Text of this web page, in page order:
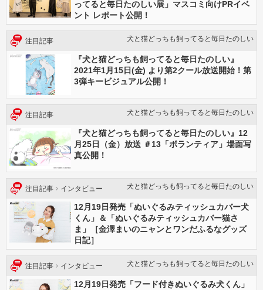
ってると毎日たのしい展」マスコミ向けPRイベ
ント レポート公開！
注目記事 犬と猫どっちも飼ってると毎日たのしい
『犬と猫どっちも飼ってると毎日たのしい』
2021年1月15日(金) より第2クール放送開始！第
3弾キービジュアル公開！
注目記事 犬と猫どっちも飼ってると毎日たのしい
『犬と猫どっちも飼ってると毎日たのしい』12
月25日（金）放送 ＃13「ボランティア」場面写
真公開！
注目記事 インタビュー 犬と猫どっちも飼ってると毎日たのしい
12月19日発売「ぬいぐるみティッシュカバー犬
くん」＆「ぬいぐるみティッシュカバー猫さ
ま」［金澤まいのニャンとワンだふるなグッズ
日記］
注目記事 インタビュー 犬と猫どっちも飼ってると毎日たのしい
12月19日発売「フード付きぬいぐるみ犬くん」